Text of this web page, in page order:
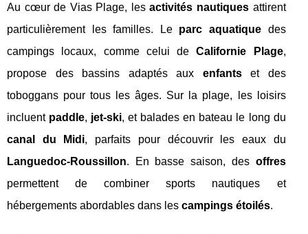
Au cœur de Vias Plage, lesactivités nautiques attirent
particulièrement les familles. Le parc aquatique des
campings locaux, comme celui deCalifornie Plage,
propose des bassins adaptés aux enfantset des
toboggans pour tous les âges. Sur la plage, les loisirs
incluent paddle, jet-ski, et balades en bateau le long du
canal du Midi, parfaits pour découvrir les eaux du
Languedoc-Roussillon. En basse saison, des offres
permettent de combiner sports nautiques et
hébergements abordables dans les campings étoilés.